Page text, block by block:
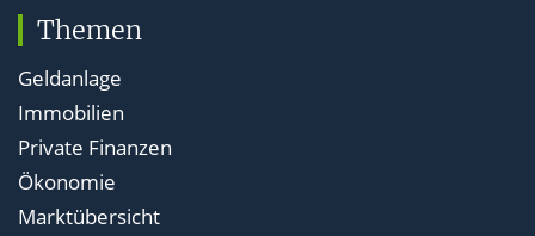
Themen
Geldanlage
Immobilien
Private Finanzen
Ökonomie
Marktübersicht